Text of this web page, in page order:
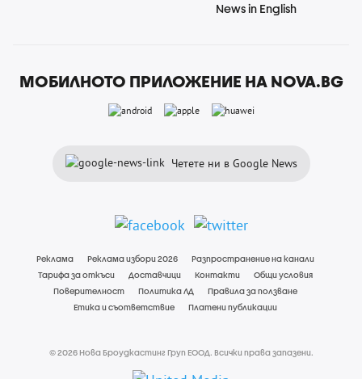
News in English
МОБИЛНОТО ПРИЛОЖЕНИЕ НА NOVA.BG
Четете ни в Google News
Реклама Реклама избори 2026
Разпространение на канали
Тарифа за откъси
Доставчици Контакти
Общи условия
Поверителност
Политика ЛД
Правила за ползване
Етика и съответствие
Платени публикации
© 2026 Нова Броудкастинг Груп ЕООД. Всички права запазени.